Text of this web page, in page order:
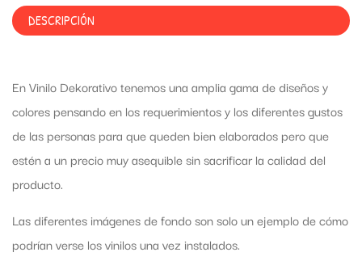
DESCRIPCIÓN
En Vinilo Dekorativo tenemos una amplia gama de diseños y
colores pensando en los requerimientos y los diferentes gustos
de las personas para que queden bien elaborados pero que
estén a un precio muy asequible sin sacrificar la calidad del
producto.
Las diferentes imágenes de fondo son solo un ejemplo de cómo
podrían verse los vinilos una vez instalados.